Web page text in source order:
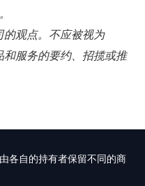
的观点。不应被视为
和服务的要约、招揽或推
各自的持有者保留不同的商